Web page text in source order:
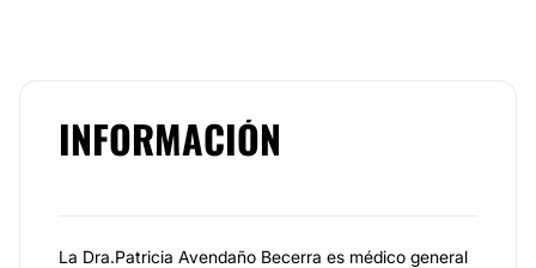
INFORMACIÓN
La Dra.Patricia Avendaño Becerra es médico general